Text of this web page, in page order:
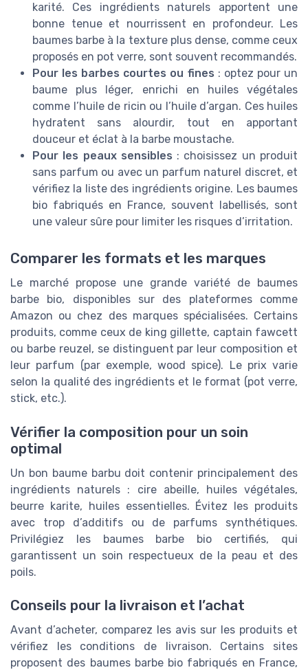
karité. Ces ingrédients naturels apportent une
bonne tenue et nourrissent en profondeur. Les
baumes barbe à la texture plus dense, comme ceux
proposés en pot verre, sont souvent recommandés.
Pour les barbes courtes ou fines : optez pour un
baume plus léger, enrichi en huiles végétales
comme l’huile de ricin ou l’huile d’argan. Ces huiles
hydratent sans alourdir, tout en apportant
douceur et éclat à la barbe moustache.
Pour les peaux sensibles : choisissez un produit
sans parfum ou avec un parfum naturel discret, et
vérifiez la liste des ingrédients origine. Les baumes
bio fabriqués en France, souvent labellisés, sont
une valeur sûre pour limiter les risques d’irritation.
Comparer les formats et les marques
Le marché propose une grande variété de baumes
barbe bio, disponibles sur des plateformes comme
Amazon ou chez des marques spécialisées. Certains
produits, comme ceux de king gillette, captain fawcett
ou barbe reuzel, se distinguent par leur composition et
leur parfum (par exemple, wood spice). Le prix varie
selon la qualité des ingrédients et le format (pot verre,
stick, etc.).
Vérifier la composition pour un soin
optimal
Un bon baume barbu doit contenir principalement des
ingrédients naturels : cire abeille, huiles végétales,
beurre karite, huiles essentielles. Évitez les produits
avec trop d’additifs ou de parfums synthétiques.
Privilégiez les baumes barbe bio certifiés, qui
garantissent un soin respectueux de la peau et des
poils.
Conseils pour la livraison et l’achat
Avant d’acheter, comparez les avis sur les produits et
vérifiez les conditions de livraison. Certains sites
proposent des baumes barbe bio fabriqués en France,